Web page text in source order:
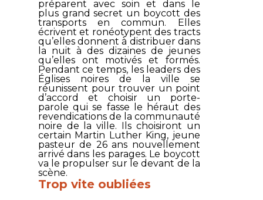
préparent avec soin et dans le
plus grand secret un boycott des
transports en commun. Elles
écrivent et ronéotypent des tracts
qu’elles donnent à distribuer dans
la nuit à des dizaines de jeunes
qu’elles ont motivés et formés.
Pendant ce temps, les leaders des
Églises noires de la ville se
réunissent pour trouver un point
d’accord et choisir un porte-
parole qui se fasse le héraut des
revendications de la communauté
noire de la ville. Ils choisiront un
certain Martin Luther King, jeune
pasteur de 26 ans nouvellement
arrivé dans les parages. Le boycott
va le propulser sur le devant de la
scène.
Trop vite oubliées